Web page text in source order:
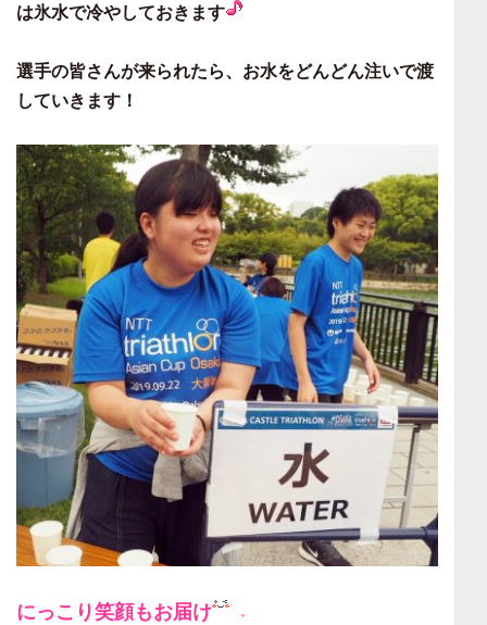
は氷水で冷やしておきます
選手の皆さんが来られたら、お水をどんどん注いで渡
していきます！
にっこり笑顔もお届け